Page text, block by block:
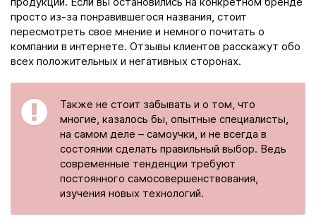
просто из-за понравившегося названия, стоит
пересмотреть свое мнение и немного почитать о
компании в интернете. Отзывы клиентов расскажут обо
всех положительных и негативных сторонах.
Также не стоит забывать и о том, что
многие, казалось бы, опытные специалисты,
на самом деле – самоучки, и не всегда в
состоянии сделать правильный выбор. Ведь
современные тенденции требуют
постоянного самосовершенствования,
изучения новых технологий.